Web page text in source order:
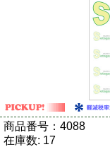
商品番号： 4088
在庫数: 17